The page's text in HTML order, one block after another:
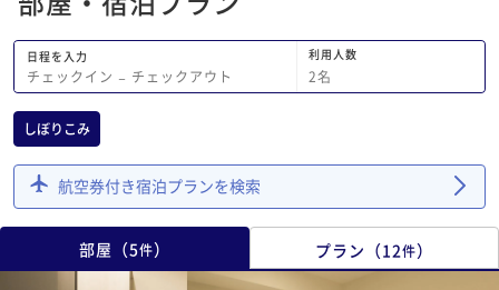
日程を入力
チェックイン − チェックアウト
利用人数
2名
しぼりこみ
航空券付き宿泊プランを検索
部屋 （5件） プラン （12件）